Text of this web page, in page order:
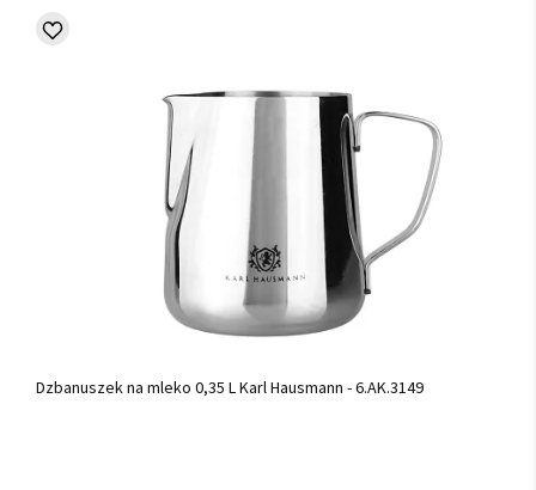
Dzbanuszek na mleko 0,35 L Karl Hausmann - 6.AK.3149